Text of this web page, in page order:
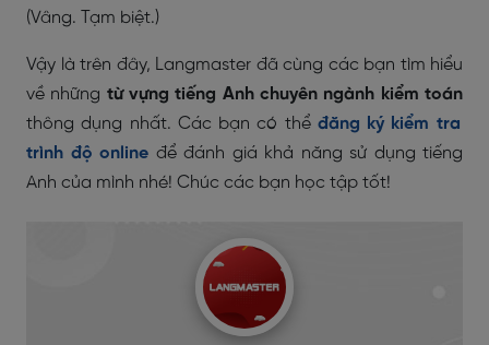
(Vâng. Tạm biệt.)
Vậy là trên đây, Langmaster đã cùng các bạn tìm hiểu
về những từ vựng tiếng Anh chuyên ngành kiểm toán
thông dụng nhất. Các bạn có thể đăng ký kiểm tra
trình độ online để đánh giá khả năng sử dụng tiếng
Anh của mình nhé! Chúc các bạn học tập tốt!